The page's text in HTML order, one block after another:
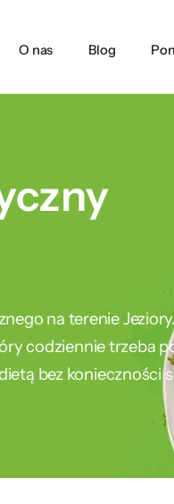
O nas Blog
na terenie
codziennie trzeba
bez konieczności